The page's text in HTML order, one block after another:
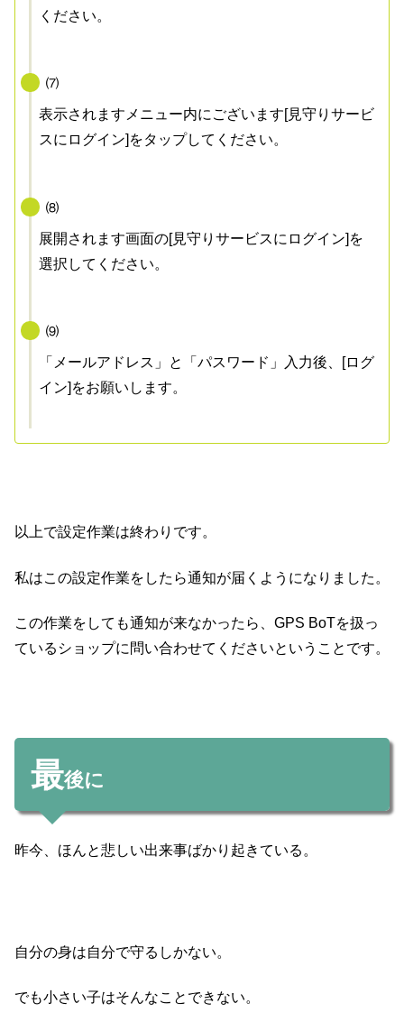
ください。
⑺
表示されますメニュー内にございます[見守りサービ
スにログイン]をタップしてください。
⑻
展開されます画面の[見守りサービスにログイン]を
選択してください。
⑼
「メールアドレス」と「パスワード」入力後、[ログ
イン]をお願いします。
以上で設定作業は終わりです。
私はこの設定作業をしたら通知が届くようになりました。
この作業をしても通知が来なかったら、GPS BoTを扱っ
ているショップに問い合わせてくださいということです。
最後に
昨今、ほんと悲しい出来事ばかり起きている。
自分の身は自分で守るしかない。
でも小さい子はそんなことできない。